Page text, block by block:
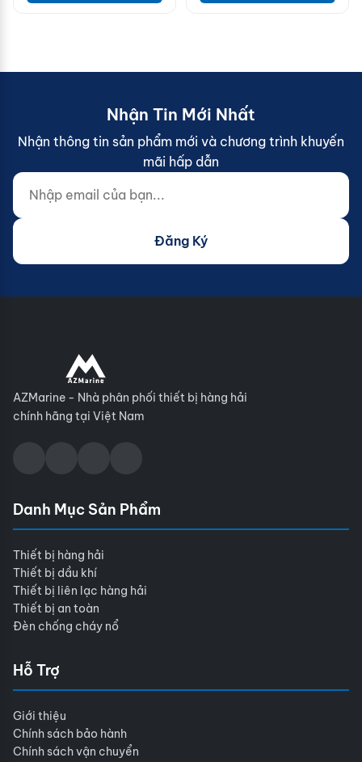
Nhận Tin Mới Nhất
Nhận thông tin sản phẩm mới và chương trình khuyến
mãi hấp dẫn
Nhập email của bạn...
Website (do not fill)
Đăng Ký
AZMarine - Nhà phân phối thiết bị hàng hải
chính hãng tại Việt Nam
Danh Mục Sản Phẩm
Thiết bị hàng hải
Thiết bị dầu khí
Thiết bị liên lạc hàng hải
Thiết bị an toàn
Đèn chống cháy nổ
Hỗ Trợ
Giới thiệu
Chính sách bảo hành
Chính sách vận chuyển